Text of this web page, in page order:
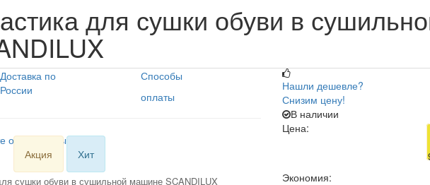
для сушки обуви в
Доставка по
России
Способы
оплаты
отзыв первым!
Акция
Хит
Нашли дешевле?
Снизим цену!
В наличии
Цена:
Экономия: